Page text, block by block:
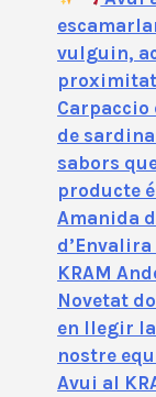
vulguin,
de
sabors
producte
Amanida
KRAM
Novetat
en llegir
nostre
Avui al